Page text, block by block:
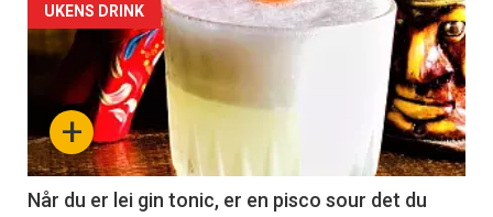
+
UKENS DRINK
Når du er lei gin tonic, er en pisco sour det du